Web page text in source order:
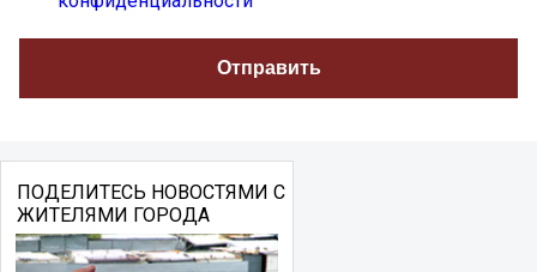
ПОДЕЛИТЕСЬ НОВОСТЯМИ С
ЖИТЕЛЯМИ ГОРОДА